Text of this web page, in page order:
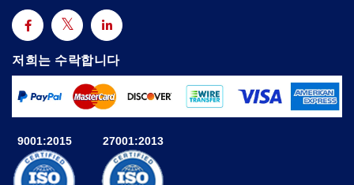
저희는 수락합니다
9001:2015 27001:2013